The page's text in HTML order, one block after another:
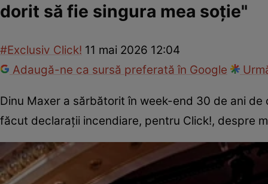
dorit să fie singura mea soție"
#Exclusiv Click! 11 mai 2026 12:04
Adaugă-ne ca sursă preferată în Google
Dinu Maxer a sărbătorit în week-end 30 de ani
făcut declarații incendiare, pentru Click!, despre